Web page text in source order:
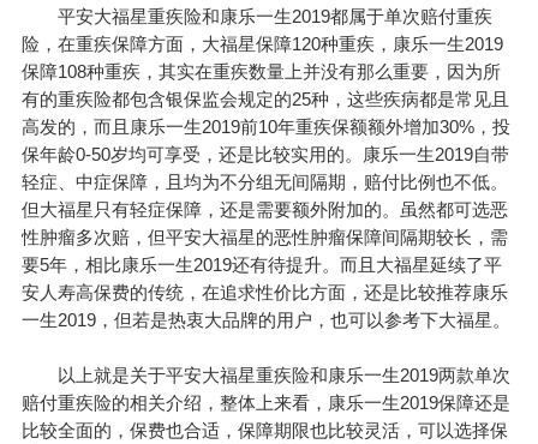
平安大福星重疾险和康乐一生2019都属于单次赔付重疾
险，在重疾保障方面，大福星保障120种重疾，康乐一生2019
保障108种重疾，其实在重疾数量上并没有那么重要，因为所
有的重疾险都包含银保监会规定的25种，这些疾病都是常见且
高发的，而且康乐一生2019前10年重疾保额额外增加30%，投
保年龄0-50岁均可享受，还是比较实用的。康乐一生2019自带
轻症、中症保障，且均为不分组无间隔期，赔付比例也不低。
但大福星只有轻症保障，还是需要额外附加的。虽然都可选恶
性肿瘤多次赔，但平安大福星的恶性肿瘤保障间隔期较长，需
要5年，相比康乐一生2019还有待提升。而且大福星延续了平
安人寿高保费的传统，在追求性价比方面，还是比较推荐康乐
一生2019，但若是热衷大品牌的用户，也可以参考下大福星。
以上就是关于平安大福星重疾险和康乐一生2019两款单次
赔付重疾险的相关介绍，整体上来看，康乐一生2019保障还是
比较全面的，保费也合适，保障期限也比较灵活，可以选择保